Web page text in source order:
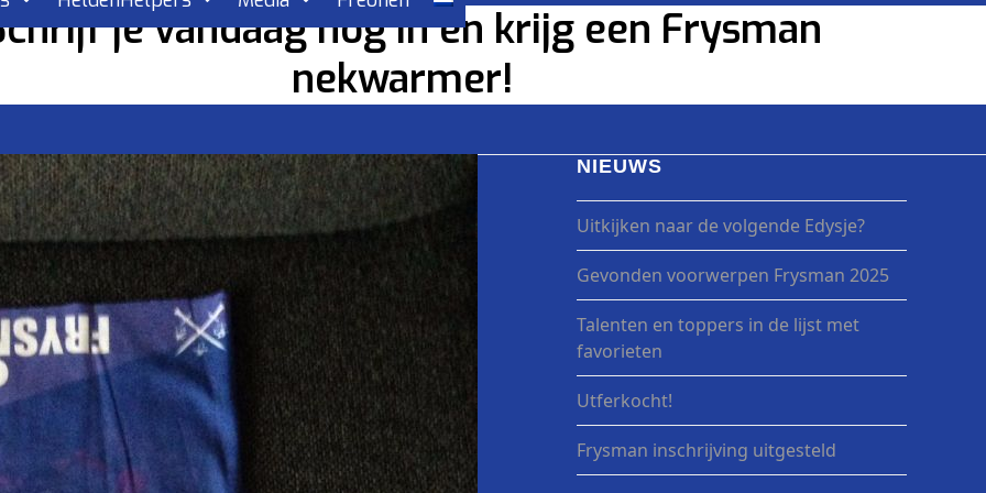
je vandaag nog in en krijg een Frysman
nekwarmer!
NIEUWS
Uitkijken naar de volgende Edysje?
Gevonden voorwerpen Frysman 2025
Talenten en toppers in de lijst met
favorieten
Utferkocht!
Frysman inschrijving uitgesteld